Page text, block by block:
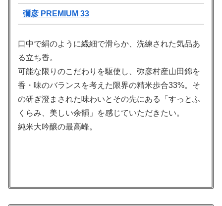
彌彦 PREMIUM 33
口中で絹のように繊細で滑らか、洗練された気品あ
る立ち香。
可能な限りのこだわりを駆使し、弥彦村産山田錦を
香・味のバランスを考えた限界の精米歩合33%。そ
の研ぎ澄まされた味わいとその先にある「すっとふ
くらみ、美しい余韻」を感じていただきたい。
純米大吟醸の最高峰。